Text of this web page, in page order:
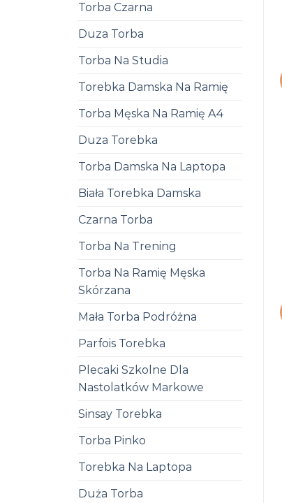
Torba Czarna
Duza Torba
Torba Na Studia
Torebka Damska Na Ramię
Torba Męska Na Ramię A4
Duza Torebka
Torba Damska Na Laptopa
Biała Torebka Damska
Czarna Torba
Torba Na Trening
Torba Na Ramię Męska
Skórzana
Mała Torba Podróżna
Parfois Torebka
Plecaki Szkolne Dla
Nastolatków Markowe
Sinsay Torebka
Torba Pinko
Torebka Na Laptopa
Duża Torba